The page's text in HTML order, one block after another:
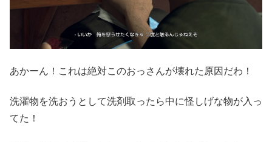
あかーん！これは絶対このおっさんが壊れた原因だわ！
洗濯物を洗おうとして洗剤取ったら中に怪しげな物が入っ
てた！